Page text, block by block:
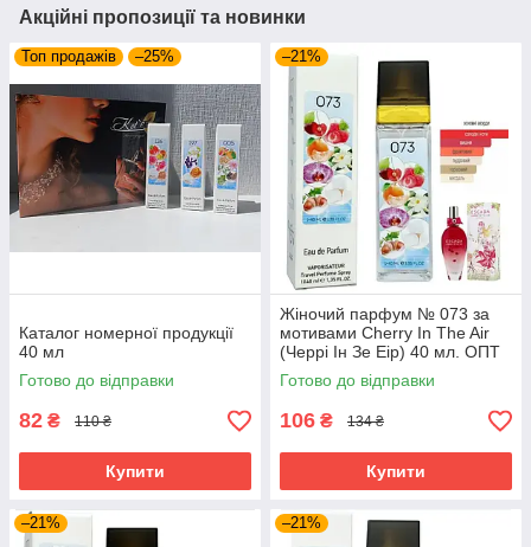
Акційні пропозиції та новинки
Топ продажів –25%
Каталог номерної продукції
40 мл
Готово до відправки
82 ₴ 110 ₴
Купити
–21%
Жіночий парфум № 073 за
мотивами Cherry In The Air
(Черрі Ін Зе Еір) 40 мл. ОПТ
Готово до відправки
106 ₴ 134 ₴
Купити
–21% –21%